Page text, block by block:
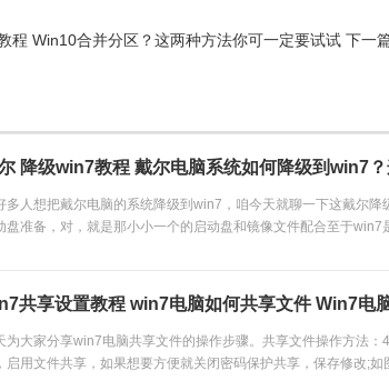
程 Win10合并分区？这两种方法你可一定要试试 下一
降级win7教程 戴尔电脑系统如何降级到win7
多人想把戴尔电脑的系统降级到win7，咱今天就聊一下这戴尔降
盘准备，对，就是那小小一个的启动盘和镜像文件配合至于win7
共享设置教程 win7电脑如何共享文件 Win7电
为大家分享win7电脑共享文件的操作步骤。共享文件操作方法：
启用文件共享，如果想要方便就关闭密码保护共享，保存修改;如